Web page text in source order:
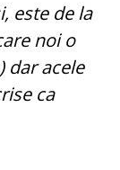
este de la
noi o
dar acele
ca